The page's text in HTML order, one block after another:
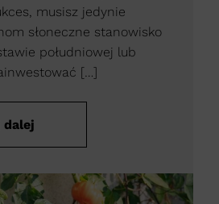
musisz jedynie
słoneczne stanowisko
południowej lub
[…]
dalej